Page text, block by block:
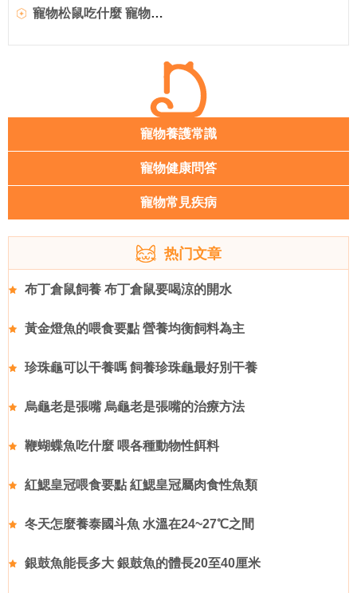
寵物松鼠吃什麼 寵物松鼠最愛吃堅果
寵物養護常識
寵物健康問答
寵物常見疾病
热门文章
布丁倉鼠飼養 布丁倉鼠要喝涼的開水
黃金燈魚的喂食要點 營養均衡飼料為主
珍珠龜可以干養嗎 飼養珍珠龜最好別干養
烏龜老是張嘴 烏龜老是張嘴的治療方法
鞭蝴蝶魚吃什麼 喂各種動物性餌料
紅鰓皇冠喂食要點 紅鰓皇冠屬肉食性魚類
冬天怎麼養泰國斗魚 水溫在24~27℃之間
銀鼓魚能長多大 銀鼓魚的體長20至40厘米